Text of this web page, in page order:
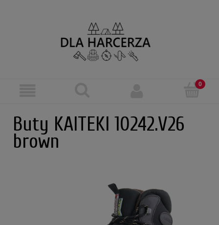
Buty KAITEKI 10242.V26
brown